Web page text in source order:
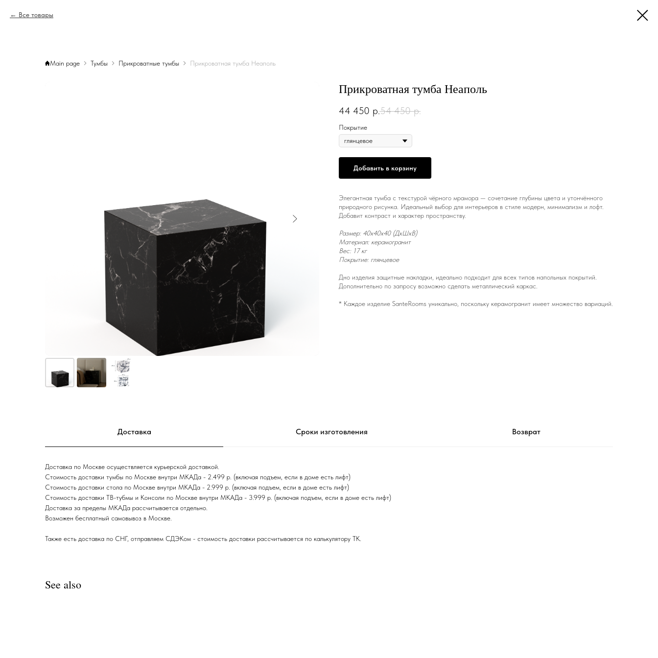
Все товары
Main page Тумбы Прикроватные тумбы Прикроватная тумба Неаполь
Прикроватная тумба Неаполь
44 450 р.54 450 р.
Покрытие
Добавить в корзину
Элегантная тумба с текстурой чёрного мрамора — сочетание глубины цвета и утончённого
природного рисунка. Идеальный выбор для интерьеров в стиле модерн, минимализм и лофт.
Добавит контраст и характер пространству.
Размер: 40x40x40 (ДxШxВ)
Материал: керамогранит
Вес: 17 кг
Покрытие: глянцевое
Дно изделия защитные накладки, идеально подходит для всех типов напольных покрытий.
Дополнительно по запросу возможно сделать металлический каркас.
* Каждое изделие SanteRooms уникально, поскольку керамогранит имеет множество вариаций.
Доставка Сроки изготовления Возврат
Доставка по Москве осуществляется курьерской доставкой.
Стоимость доставки тумбы по Москве внутри МКАДа - 2.499 р. (включая подъем, если в доме есть лифт)
Стоимость доставки стола по Москве внутри МКАДа - 2.999 р. (включая подъем, если в доме есть лифт)
Стоимость доставки ТВ-тубмы и Консоли по Москве внутри МКАДа - 3.999 р. (включая подъем, если в доме есть лифт)
Доставка за пределы МКАДа раcсчитывается отдельно.
Возможен бесплатный самовывоз в Москве.
Также есть доставка по СНГ, отправляем СДЭКом - стоимость доставки рассчитывается по калькулятору ТК.
See also